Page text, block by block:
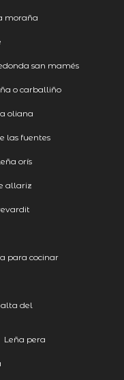
moraña
san mamés
o carballiño
oliana
las fuentes
orís
allariz
para cocinar
del
Leña pera